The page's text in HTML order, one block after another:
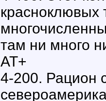
красноклювых
там ни много
АТ+
4-200. Рацион